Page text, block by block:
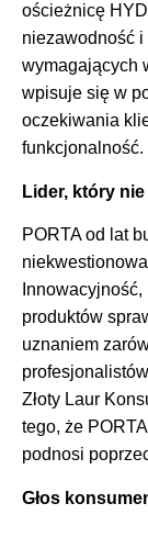
ościeżnicę
niezawodność i
wymagających
wpisuje się w
oczekiwania
funkcjonalność.
Lider, który
PORTA od lat
produktów
uznaniem
Złoty Laur
tego, że
podnosi
Głos